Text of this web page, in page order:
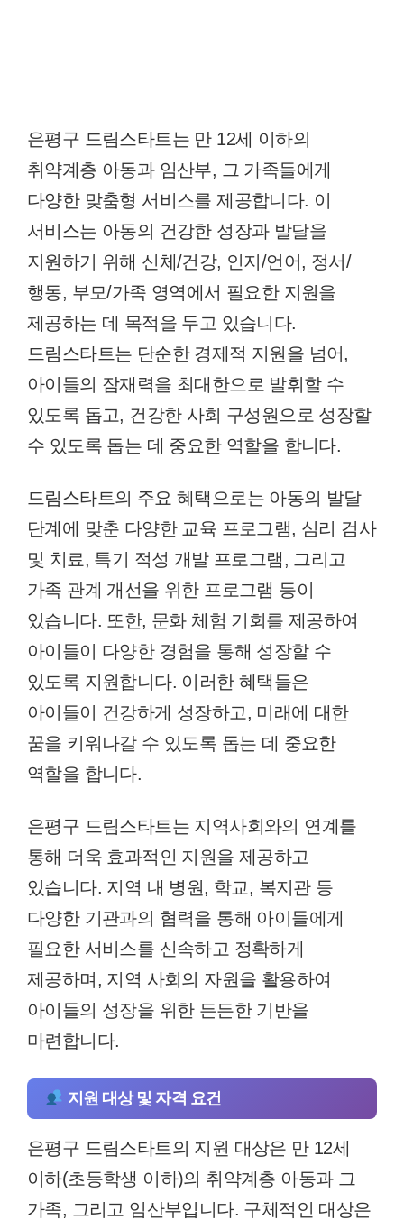
은평구 드림스타트는 만 12세 이하의
취약계층 아동과 임산부, 그 가족들에게
다양한 맞춤형 서비스를 제공합니다. 이
서비스는 아동의 건강한 성장과 발달을
지원하기 위해 신체/건강, 인지/언어, 정서/
행동, 부모/가족 영역에서 필요한 지원을
제공하는 데 목적을 두고 있습니다.
드림스타트는 단순한 경제적 지원을 넘어,
아이들의 잠재력을 최대한으로 발휘할 수
있도록 돕고, 건강한 사회 구성원으로 성장할
수 있도록 돕는 데 중요한 역할을 합니다.
드림스타트의 주요 혜택으로는 아동의 발달
단계에 맞춘 다양한 교육 프로그램, 심리 검사
및 치료, 특기 적성 개발 프로그램, 그리고
가족 관계 개선을 위한 프로그램 등이
있습니다. 또한, 문화 체험 기회를 제공하여
아이들이 다양한 경험을 통해 성장할 수
있도록 지원합니다. 이러한 혜택들은
아이들이 건강하게 성장하고, 미래에 대한
꿈을 키워나갈 수 있도록 돕는 데 중요한
역할을 합니다.
은평구 드림스타트는 지역사회와의 연계를
통해 더욱 효과적인 지원을 제공하고
있습니다. 지역 내 병원, 학교, 복지관 등
다양한 기관과의 협력을 통해 아이들에게
필요한 서비스를 신속하고 정확하게
제공하며, 지역 사회의 자원을 활용하여
아이들의 성장을 위한 든든한 기반을
마련합니다.
지원 대상 및 자격 요건
은평구 드림스타트의 지원 대상은 만 12세
이하(초등학생 이하)의 취약계층 아동과 그
가족, 그리고 임산부입니다. 구체적인 대상은